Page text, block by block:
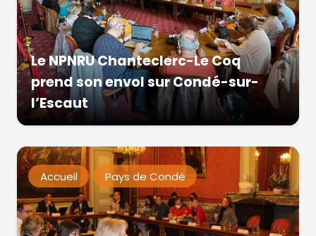
Le NPNRU Chanteclerc-Le Coq
prend son envol sur Condé-sur-
l’Escaut
Accueil Pays de Condé